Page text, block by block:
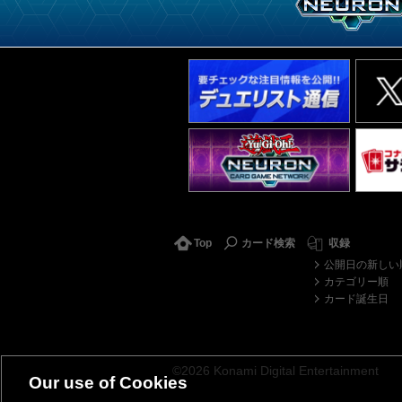
Top カード検索
収録
公開日の新しい
カテゴリー順
カード誕生日
©2026 Konami Digital Entertainment
Our use of Cookies